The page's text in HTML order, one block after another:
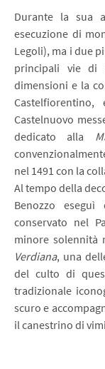
Durante la sua
esecuzione di
Legoli), ma i due
principali vie di
dimensioni e la
Castelnuovo
dedicato alla
nel 1491 con la
Al tempo della
Benozzo
conservato nel
minore solennità
Verdiana, una
del culto di
tradizionale
scuro e
il canestrino di